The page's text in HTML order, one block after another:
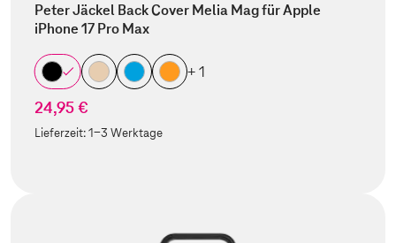
Peter Jäckel Back Cover Melia Mag für Apple
iPhone 17 Pro Max
+ 1
24,95 €
Lieferzeit:1-3 Werktage